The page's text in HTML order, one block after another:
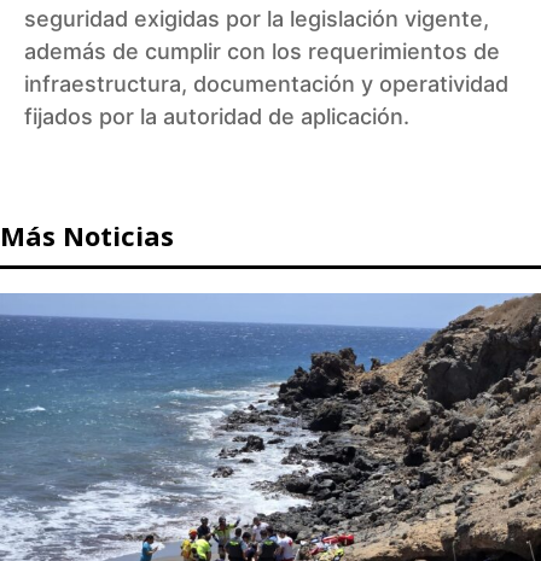
seguridad exigidas por la legislación vigente,
además de cumplir con los requerimientos de
infraestructura, documentación y operatividad
fijados por la autoridad de aplicación.
Más Noticias